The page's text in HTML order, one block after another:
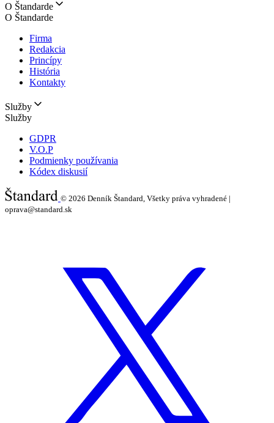
O Štandarde
O Štandarde
Firma
Redakcia
Princípy
História
Kontakty
Služby
Služby
GDPR
V.O.P
Podmienky používania
Kódex diskusií
© 2026 Denník Štandard, Všetky práva vyhradené |
oprava@standard.sk